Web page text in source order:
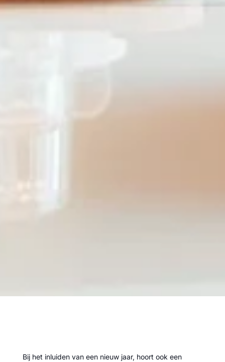
Bij het inluiden van een nieuw jaar, hoort ook een